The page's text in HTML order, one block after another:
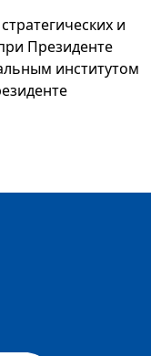
и
Президенте
институтом